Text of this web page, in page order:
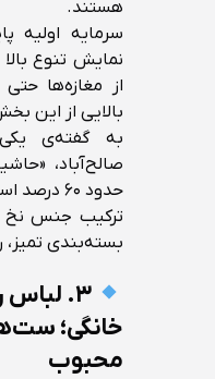
هستند.
سرمایه اولیه
نمایش تنوع
از مغازه‌ها
بالایی از این
به گفته‌ی یکی
صالح‌آباد،
حدود ۶۰ درصد است.»
ترکیب جنس نخ
بسته‌بندی
۳.
خانگی؛
محبوب